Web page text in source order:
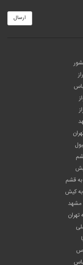
ارسال
به قشم
به کیش
مشهد